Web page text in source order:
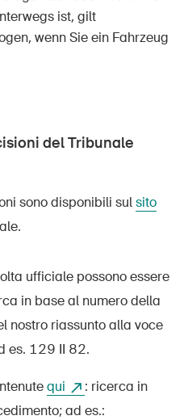
ist, gilt
wenn Sie ein Fahrzeug
del Tribunale
sono disponibili sulsito
ufficiale possono essere
in base al numero della
nostro riassunto alla voce
es. 129 II 82.
qui
: ricerca in
ad es.: